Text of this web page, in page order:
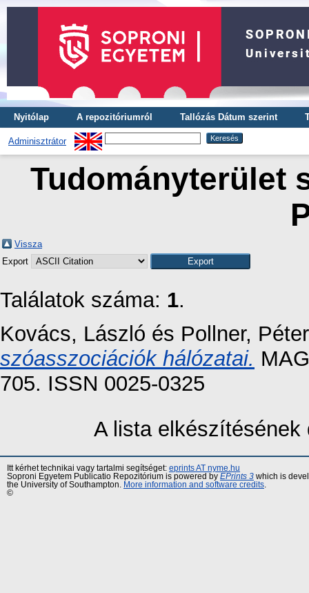
Nyitólap A repozitóriumról Tallózás Dátum szerint
Adminisztrátor
Tudományterület
Vissza
Export
Találatok száma: 1.
Kovács, László és Pollner, Péter
szóasszociációk hálózatai.
705. ISSN 0025-0325
A lista
Itt kérhet technikai vagy tartalmi segítséget: eprints AT nyme.hu
Soproni Egyetem Publicatio Repozitórium is powered by EPrints 3 which is
the University of Southampton.
More information and software credits
©